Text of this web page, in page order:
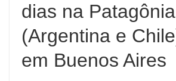
dias na Patagônia
(Argentina e
em Buenos Aires